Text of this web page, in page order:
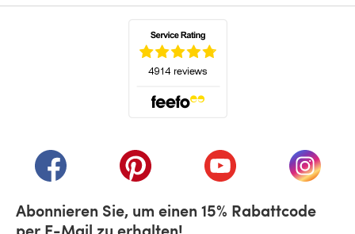
(öffnet sich in einem neuen Tab)
(öffnet sich in einem neuen Tab)
(öffnet sich in einem
(öffnet
Abonnieren Sie, um einen 15% Rabattcode